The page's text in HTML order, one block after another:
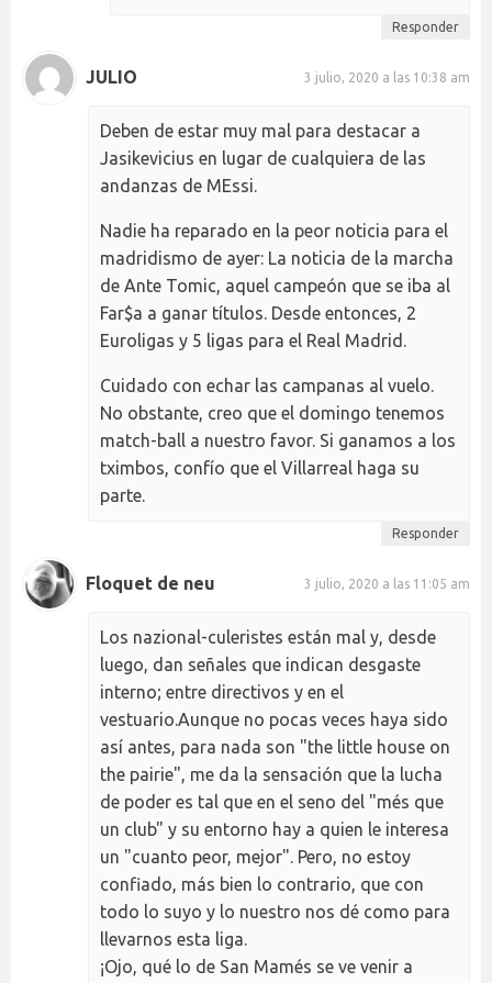
Responder
JULIO 3 julio, 2020 a las 10:38 am
Deben de estar muy mal para destacar a
Jasikevicius en lugar de cualquiera de las
andanzas de MEssi.
Nadie ha reparado en la peor noticia para el
madridismo de ayer: La noticia de la marcha
de Ante Tomic, aquel campeón que se iba al
Far$a a ganar títulos. Desde entonces, 2
Euroligas y 5 ligas para el Real Madrid.
Cuidado con echar las campanas al vuelo.
No obstante, creo que el domingo tenemos
match-ball a nuestro favor. Si ganamos a los
tximbos, confío que el Villarreal haga su
parte.
Responder
Floquet de neu 3 julio, 2020 a las 11:05 am
Los nazional-culeristes están mal y, desde
luego, dan señales que indican desgaste
interno; entre directivos y en el
vestuario.Aunque no pocas veces haya sido
así antes, para nada son "the little house on
the pairie", me da la sensación que la lucha
de poder es tal que en el seno del "més que
un club" y su entorno hay a quien le interesa
un "cuanto peor, mejor". Pero, no estoy
confiado, más bien lo contrario, que con
todo lo suyo y lo nuestro nos dé como para
llevarnos esta liga.
¡Ojo, qué lo de San Mamés se ve venir a